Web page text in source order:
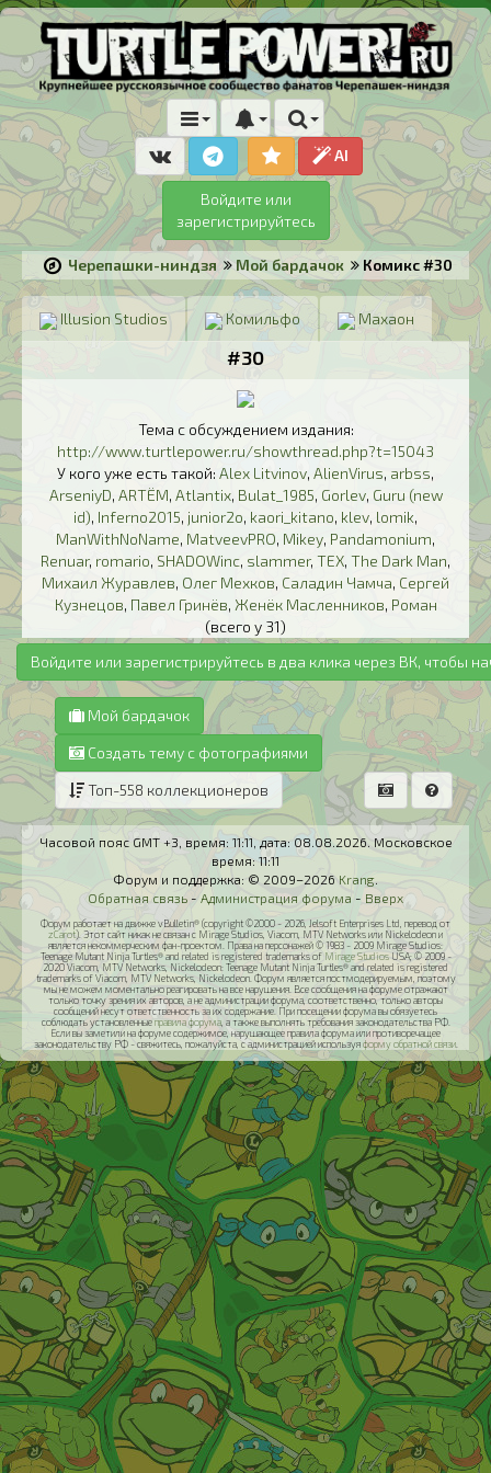
AI
Войдите или
зарегистрируйтесь
Черепашки-ниндзя Мой бардачок Комикс #30
Illusion Studios Комильфо Махаон
#30
Тема с обсуждением издания:
http://www.turtlepower.ru/showthread.php?t=15043
У кого уже есть такой: Alex Litvinov, AlienVirus, arbss,
ArseniyD, ARTЁM, Atlantix, Bulat_1985, Gorlev, Guru (new
id), Inferno2015, junior2o, kaori_kitano, klev, lomik,
ManWithNoName, MatveevPRO, Mikey, Pandamonium,
Renuar, romario, SHADOWinc, slammer, TEX, The Dark Man,
Михаил Журавлев, Олег Мехков, Саладин Чамча, Сергей
Кузнецов, Павел Гринёв, Женёк Масленников, Роман
(всего у 31)
Войдите или зарегистрируйтесь в два клика через ВК, чтобы
Мой бардачок
Создать тему с фотографиями
Топ-558 коллекционеров
Часовой пояс GMT +3, время: 11:11, дата: 08.08.2026. Московское
время: 11:11
Форум и поддержка: © 2009–2026 Krang.
Обратная связь - Администрация форума - Вверх
Форум работает на движке vBulletin® (copyright ©2000 - 2026, Jelsoft Enterprises Ltd, перевод от
zCarot). Этот сайт никак не связан с Mirage Studios, Viacom, MTV Networks или Nickelodeon и
является некоммерческим фан-проектом. Права на персонажей © 1983 - 2009 Mirage Studios:
Teenage Mutant Ninja Turtles® and related is registered trademarks of Mirage StudiosUSA; © 2009 -
2020 Viacom, MTV Networks, Nickelodeon: Teenage Mutant Ninja Turtles® and related is registered
trademarks of Viacom, MTV Networks, Nickelodeon. Форум является постмодерируемым, поэтому
мы не можем моментально реагировать на все нарушения. Все сообщения на форуме отражают
только точку зрения их авторов, а не администрации форума, соответственно, только авторы
сообщений несут ответственность за их содержание. При посещении форума вы обязуетесь
соблюдать установленныеправила форума, а также выполнять требования законодательства РФ.
Если вы заметили на форуме содержимое, нарушающее правила форума или противоречащее
законодательству РФ - свяжитесь, пожалуйста, с администрацией используяформу обратной связи.